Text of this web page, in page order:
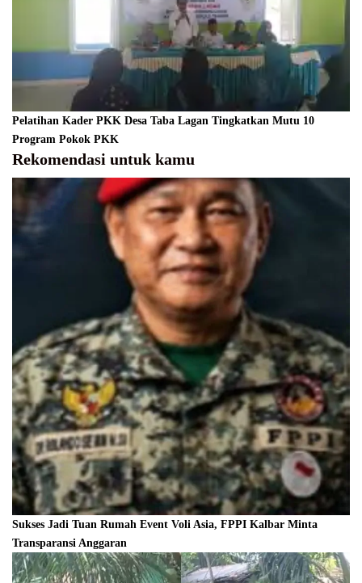
Pelatihan Kader PKK Desa Taba Lagan Tingkatkan Mutu 10
Program Pokok PKK
Rekomendasi untuk kamu
Sukses Jadi Tuan Rumah Event Voli Asia, FPPI Kalbar Minta
Transparansi Anggaran